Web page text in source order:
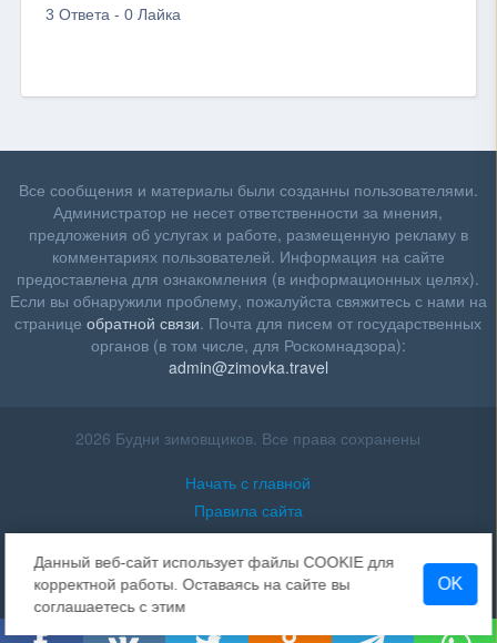
3 Ответа - 0 Лайка
Данный веб-сайт использует файлы COOKIE для
корректной работы. Оставаясь на сайте вы
соглашаетесь с этим
OK
Все сообщения и материалы были созданны пользователями.
Администратор не несет ответственности за мнения,
предложения об услугах и работе, размещенную рекламу в
комментариях пользователей. Информация на сайте
предоставлена для ознакомления (в информационных целях).
Если вы обнаружили проблему, пожалуйста свяжитесь с нами на
страницеобратной связи. Почта для писем от государственных
органов (в том числе, для Роскомнадзора):
admin@zimovka.travel
2026 Будни зимовщиков. Все права сохранены
Начать с главной
Правила сайта
Помощь
Контакты
Политика конфидициальности